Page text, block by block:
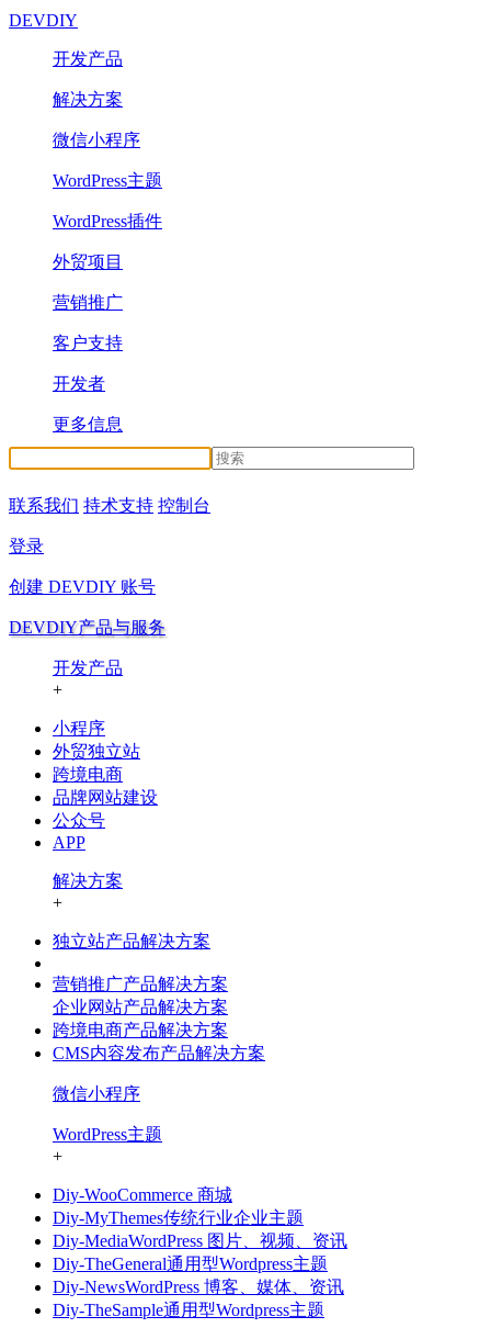
DEVDIY
开发产品
解决方案
微信小程序
WordPress主题
WordPress插件
外贸项目
营销推广
客户支持
开发者
更多信息
联系我们 持术支持 控制台
登录
创建 DEVDIY 账号
DEVDIY产品与服务
开发产品
+
小程序
外贸独立站
跨境电商
品牌网站建设
公众号
APP
解决方案
+
独立站产品解决方案
营销推广产品解决方案
企业网站产品解决方案
跨境电商产品解决方案
CMS内容发布产品解决方案
微信小程序
WordPress主题
+
Diy-WooCommerce 商城
Diy-MyThemes传统行业企业主题
Diy-MediaWordPress 图片、视频、资讯
Diy-TheGeneral通用型Wordpress主题
Diy-NewsWordPress 博客、媒体、资讯
Diy-TheSample通用型Wordpress主题